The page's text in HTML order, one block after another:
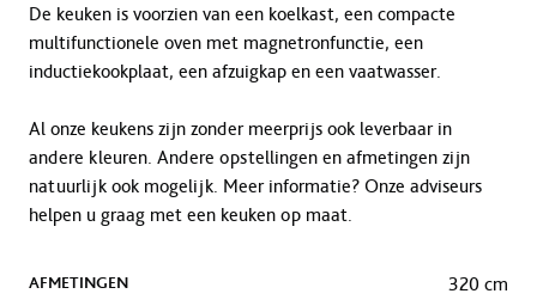
De keuken is voorzien van een koelkast, een compacte
multifunctionele oven met magnetronfunctie, een
inductiekookplaat, een afzuigkap en een vaatwasser.
Al onze keukens zijn zonder meerprijs ook leverbaar in
andere kleuren. Andere opstellingen en afmetingen zijn
natuurlijk ook mogelijk. Meer informatie? Onze adviseurs
helpen u graag met een keuken op maat.
AFMETINGEN 320 cm